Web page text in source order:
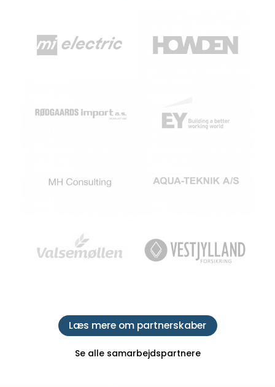
Læs mere om partnerskaber
Se alle samarbejdspartnere